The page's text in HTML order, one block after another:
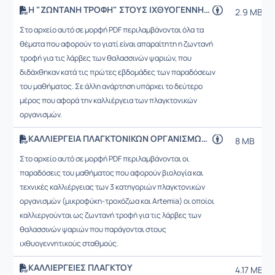
Η "ΖΩΝΤΑΝΗ ΤΡΟΦΗ" ΣΤΟΥΣ ΙΧΘΥΟΓΕΝΝΗΤΙΚΟΥΣ ΣΤΑΘΜΟΥΣ
Στο αρχείο αυτό σε μορφή PDF περιλαμβάνονται όλα τα
θέματα που αφορούν το γιατί είναι απαραίτητη η ζωντανή
τροφή για τις λάρβες των θαλασσινών ψαριών, που
διδάχθηκαν κατά τις πρώτες εβδομάδες των παραδόσεων
του μαθήματος. Σε άλλη ανάρτηση υπάρχει το δεύτερο
μέρος που αφορά την καλλιέργεια των πλαγκτονικών
οργανισμών.
2.9 MB
ΚΑΛΛΙΕΡΓΕΙΑ ΠΛΑΓΚΤΟΝΙΚΩΝ ΟΡΓΑΝΙΣΜΩΝ (ΜΙΚΡΟΦΥΚΗ-ΤΡΟΧΟΖΩΑ-ARTEMIA)
Στο αρχείο αυτό σε μορφή PDF περιλαμβάνονται οι
παραδόσεις του μαθήματος που αφορούν βιολογία και
τεχνικές καλλιέργειας των 3 κατηγοριών πλαγκτονικών
οργανισμών (μικροφύκη-τροχόζωα και Artemia) οι οποίοι
καλλιεργούνται ως ζωντανή τροφή για τις λάρβες των
θαλασσινών ψαριών που παράγονται στους
ιχθυογεννητικούς σταθμούς.
8 MB
ΚΑΛΛΙΕΡΓΕΙΕΣ ΠΛΑΓΚΤΟΥ 4.17 MB